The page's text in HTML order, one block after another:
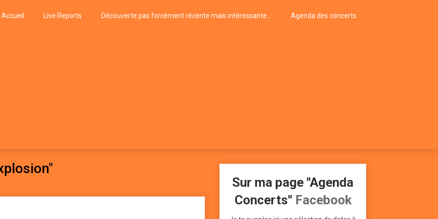
Accueil Live Reports Découverte pas forcément récente mais intéressante… Agenda des concerts
Sur ma page "Agenda
Concerts" Facebook